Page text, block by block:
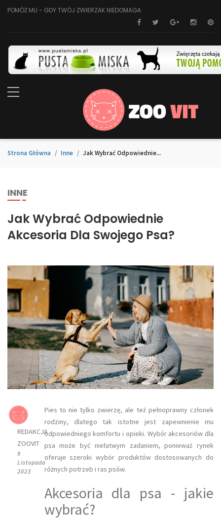
POMÓŻ MU - GDY TWÓJ ZWIERZAK NIEDOMAGA
Strona Główna Inne Jak Wybrać Odpowiednie...
INNE
Jak Wybrać Odpowiednie
Akcesoria Dla Swojego Psa?
REDAKCJA
ZOOVIT
9
Listopada
2023
Pies to nie tylko zwierzę, ale też pełnoprawny członek
rodziny, dlatego tak istotne jest zapewnienie mu
odpowiedniego komfortu i opieki. Wybór akcesoriów dla
psa może być niełatwym zadaniem, ponieważ rynek
oferuje szeroki wybór produktów dostosowanych do
różnych potrzeb i ras psów.
Akcesoria dla psa - jakie
wybrać?